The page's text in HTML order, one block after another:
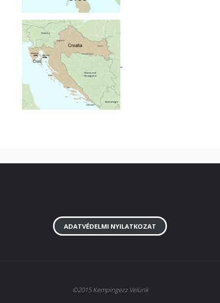
ADATVÉDELMI NYILATKOZAT
©2015 Kempingezz Velünk